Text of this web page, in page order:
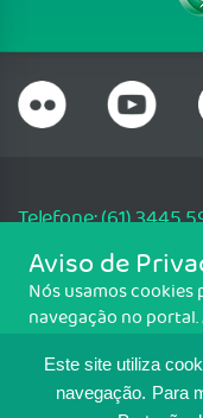
Este site utiliza
navegação. Para
Telefone: (61) 3445
Email:
SGAS 616, Conjunto D,
CNPJ: 33.583.550/0001-30
MAPA DO SITE
Aviso de
Nós usamos
navegação no
Para ter mais
Política de cookies.